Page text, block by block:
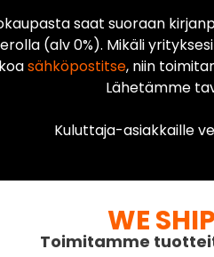
saat suoraan
(alv 0%). Mikäli
sähköpostitse, niin
Lähetämme
Kuluttaja-asiakkaille
WE
Toimitamme